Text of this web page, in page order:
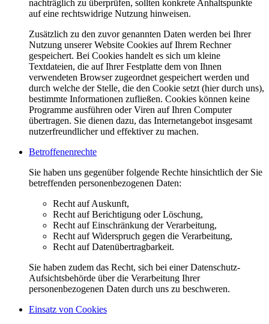
nachträglich zu überprüfen, sollten konkrete Anhaltspunkte
auf eine rechtswidrige Nutzung hinweisen.
Zusätzlich zu den zuvor genannten Daten werden bei Ihrer
Nutzung unserer Website Cookies auf Ihrem Rechner
gespeichert. Bei Cookies handelt es sich um kleine
Textdateien, die auf Ihrer Festplatte dem von Ihnen
verwendeten Browser zugeordnet gespeichert werden und
durch welche der Stelle, die den Cookie setzt (hier durch uns),
bestimmte Informationen zufließen. Cookies können keine
Programme ausführen oder Viren auf Ihren Computer
übertragen. Sie dienen dazu, das Internetangebot insgesamt
nutzerfreundlicher und effektiver zu machen.
Betroffenenrechte
Sie haben uns gegenüber folgende Rechte hinsichtlich der Sie
betreffenden personenbezogenen Daten:
Recht auf Auskunft,
Recht auf Berichtigung oder Löschung,
Recht auf Einschränkung der Verarbeitung,
Recht auf Widerspruch gegen die Verarbeitung,
Recht auf Datenübertragbarkeit.
Sie haben zudem das Recht, sich bei einer Datenschutz-
Aufsichtsbehörde über die Verarbeitung Ihrer
personenbezogenen Daten durch uns zu beschweren.
Einsatz von Cookies